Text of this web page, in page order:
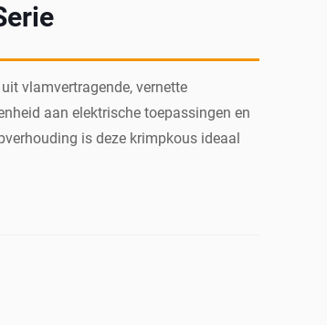
vlamvertragende, vernette
aan elektrische toepassingen en
is deze krimpkous ideaal